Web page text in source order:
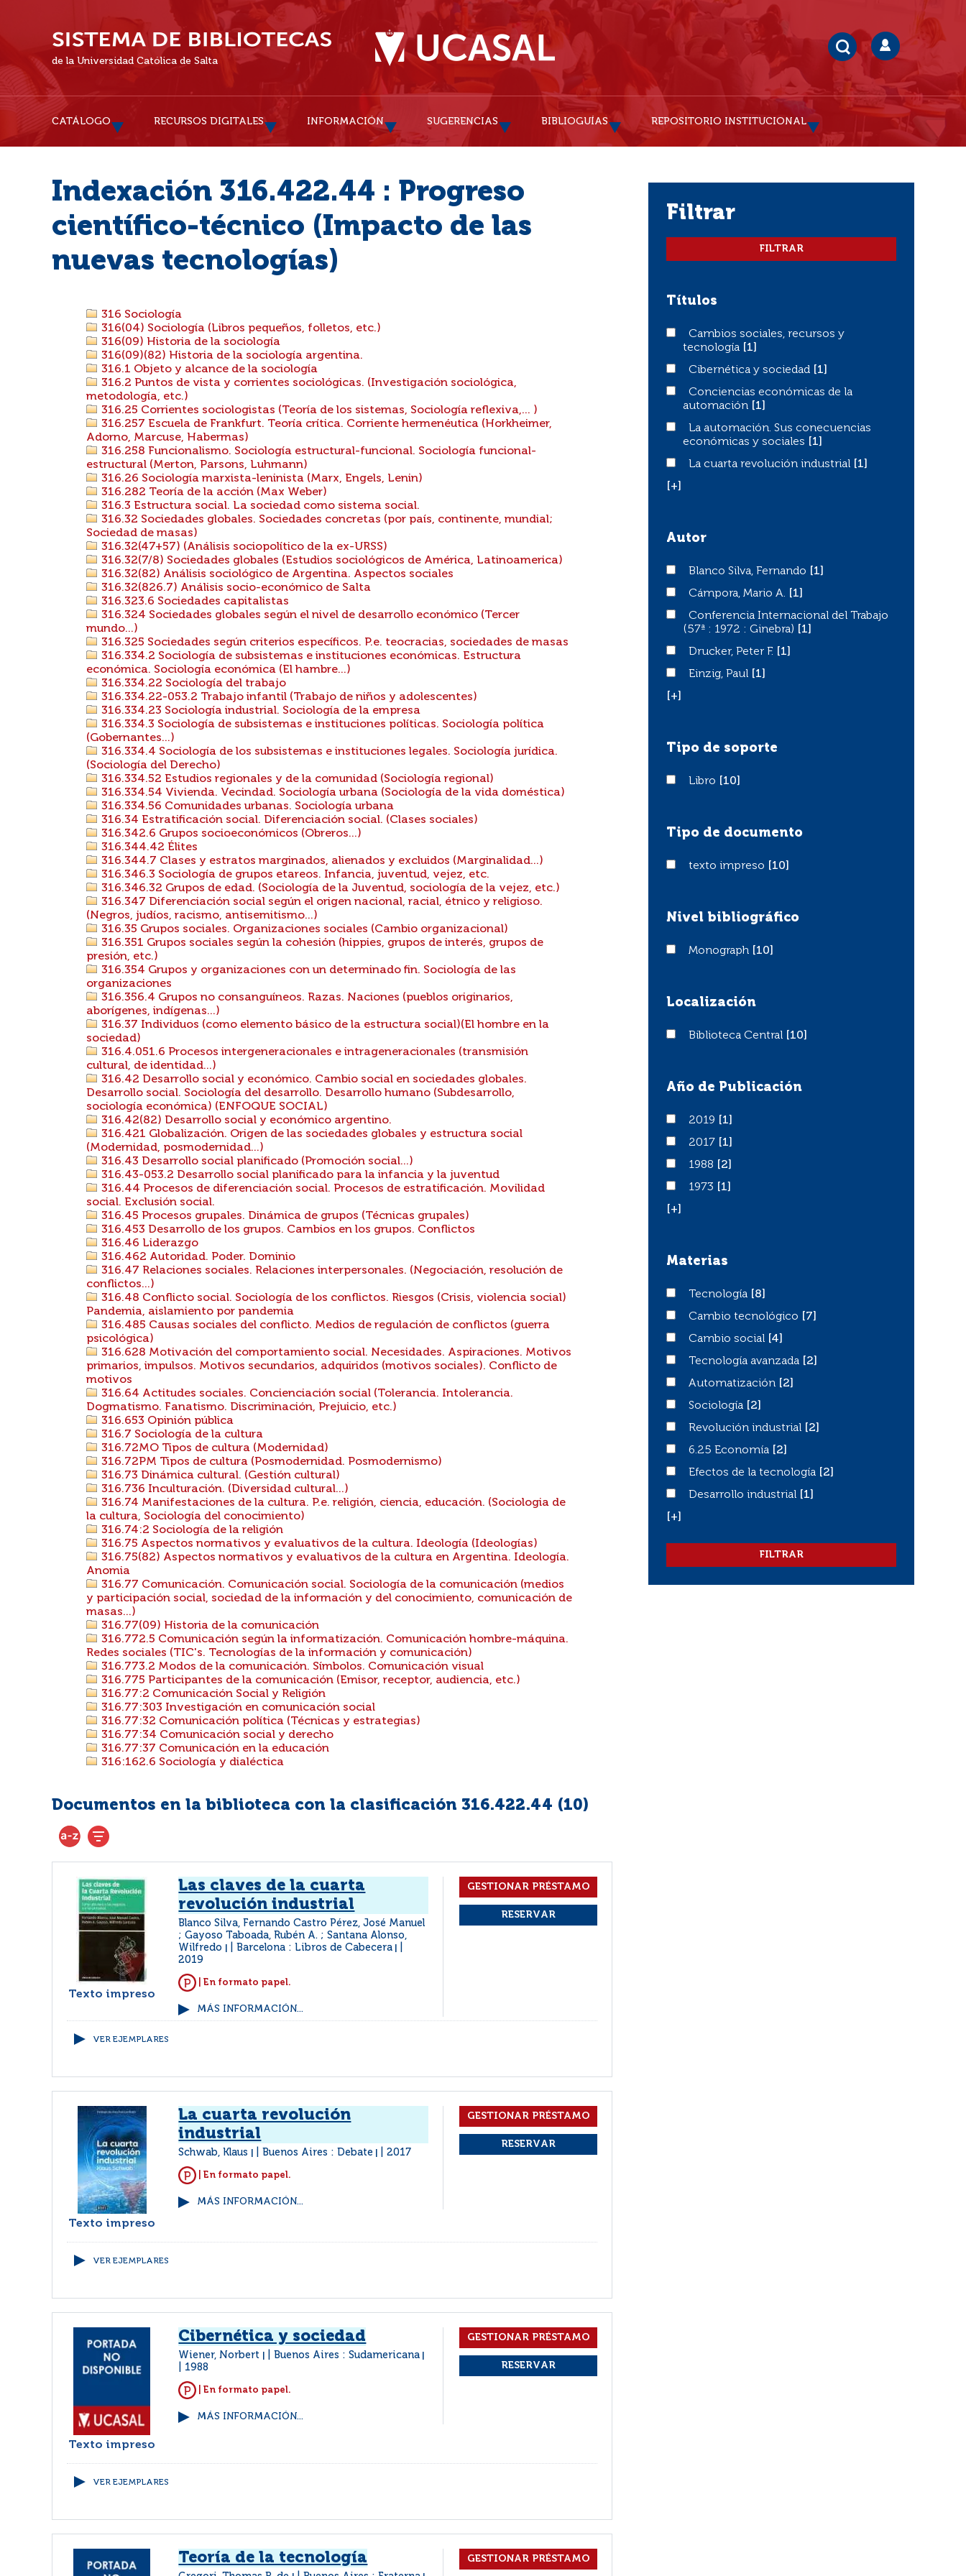
de la Universidad Católica de Salta
CATÁLOGO RECURSOS DIGITALES INFORMACIÓN SUGERENCIAS BIBLIOGUÍAS REPOSITORIO INSTITUCIONAL
Indexación 316.422.44 : Progreso
científico-técnico (Impacto de las
nuevas tecnologías)
316 Sociología
316(04) Sociología (Libros pequeños, folletos, etc.)
316(09) Historia de la sociología
316(09)(82) Historia de la sociología argentina.
316.1 Objeto y alcance de la sociología
316.2 Puntos de vista y corrientes sociológicas. (Investigación sociológica,
metodología, etc.)
316.25 Corrientes sociologistas (Teoría de los sistemas, Sociología reflexiva,... )
316.257 Escuela de Frankfurt. Teoría crítica. Corriente hermenéutica (Horkheimer,
Adorno, Marcuse, Habermas)
316.258 Funcionalismo. Sociología estructural-funcional. Sociología funcional-
estructural (Merton, Parsons, Luhmann)
316.26 Sociología marxista-leninista (Marx, Engels, Lenin)
316.282 Teoría de la acción (Max Weber)
316.3 Estructura social. La sociedad como sistema social.
316.32 Sociedades globales. Sociedades concretas (por país, continente, mundial;
Sociedad de masas)
316.32(47+57) (Análisis sociopolítico de la ex-URSS)
316.32(7/8) Sociedades globales (Estudios sociológicos de América, Latinoamerica)
316.32(82) Análisis sociológico de Argentina. Aspectos sociales
316.32(826.7) Análisis socio-económico de Salta
316.323.6 Sociedades capitalistas
316.324 Sociedades globales según el nivel de desarrollo económico (Tercer
mundo...)
316.325 Sociedades según criterios específicos. P.e. teocracias, sociedades de masas
316.334.2 Sociología de subsistemas e instituciones económicas. Estructura
económica. Sociología económica (El hambre...)
316.334.22 Sociología del trabajo
316.334.22-053.2 Trabajo infantil (Trabajo de niños y adolescentes)
316.334.23 Sociología industrial. Sociología de la empresa
316.334.3 Sociología de subsistemas e instituciones políticas. Sociología política
(Gobernantes...)
316.334.4 Sociología de los subsistemas e instituciones legales. Sociología jurídica.
(Sociología del Derecho)
316.334.52 Estudios regionales y de la comunidad (Sociología regional)
316.334.54 Vivienda. Vecindad. Sociología urbana (Sociología de la vida doméstica)
316.334.56 Comunidades urbanas. Sociología urbana
316.34 Estratificación social. Diferenciación social. (Clases sociales)
316.342.6 Grupos socioeconómicos (Obreros...)
316.344.42 Élites
316.344.7 Clases y estratos marginados, alienados y excluidos (Marginalidad...)
316.346.3 Sociología de grupos etareos. Infancia, juventud, vejez, etc.
316.346.32 Grupos de edad. (Sociología de la Juventud, sociología de la vejez, etc.)
316.347 Diferenciación social según el origen nacional, racial, étnico y religioso.
(Negros, judíos, racismo, antisemitismo...)
316.35 Grupos sociales. Organizaciones sociales (Cambio organizacional)
316.351 Grupos sociales según la cohesión (hippies, grupos de interés, grupos de
presión, etc.)
316.354 Grupos y organizaciones con un determinado fin. Sociología de las
organizaciones
316.356.4 Grupos no consanguíneos. Razas. Naciones (pueblos originarios,
aborígenes, indígenas...)
316.37 Individuos (como elemento básico de la estructura social)(El hombre en la
sociedad)
316.4.051.6 Procesos intergeneracionales e intrageneracionales (transmisión
cultural, de identidad...)
316.42 Desarrollo social y económico. Cambio social en sociedades globales.
Desarrollo social. Sociología del desarrollo. Desarrollo humano (Subdesarrollo,
sociología económica) (ENFOQUE SOCIAL)
316.42(82) Desarrollo social y económico argentino.
316.421 Globalización. Origen de las sociedades globales y estructura social
(Modernidad, posmodernidad...)
316.43 Desarrollo social planificado (Promoción social...)
316.43-053.2 Desarrollo social planificado para la infancia y la juventud
316.44 Procesos de diferenciación social. Procesos de estratificación. Movilidad
social. Exclusión social.
316.45 Procesos grupales. Dinámica de grupos (Técnicas grupales)
316.453 Desarrollo de los grupos. Cambios en los grupos. Conflictos
316.46 Liderazgo
316.462 Autoridad. Poder. Dominio
316.47 Relaciones sociales. Relaciones interpersonales. (Negociación, resolución de
conflictos...)
316.48 Conflicto social. Sociología de los conflictos. Riesgos (Crisis, violencia social)
Pandemia, aislamiento por pandemia
316.485 Causas sociales del conflicto. Medios de regulación de conflictos (guerra
psicológica)
316.628 Motivación del comportamiento social. Necesidades. Aspiraciones. Motivos
primarios, impulsos. Motivos secundarios, adquiridos (motivos sociales). Conflicto de
motivos
316.64 Actitudes sociales. Concienciación social (Tolerancia. Intolerancia.
Dogmatismo. Fanatismo. Discriminación, Prejuicio, etc.)
316.653 Opinión pública
316.7 Sociología de la cultura
316.72MO Tipos de cultura (Modernidad)
316.72PM Tipos de cultura (Posmodernidad. Posmodernismo)
316.73 Dinámica cultural. (Gestión cultural)
316.736 Inculturación. (Diversidad cultural...)
316.74 Manifestaciones de la cultura. P.e. religión, ciencia, educación. (Sociologia de
la cultura, Sociología del conocimiento)
316.74:2 Sociología de la religión
316.75 Aspectos normativos y evaluativos de la cultura. Ideología (Ideologías)
316.75(82) Aspectos normativos y evaluativos de la cultura en Argentina. Ideología.
Anomia
316.77 Comunicación. Comunicación social. Sociología de la comunicación (medios
y participación social, sociedad de la información y del conocimiento, comunicación de
masas...)
316.77(09) Historia de la comunicación
316.772.5 Comunicación según la informatización. Comunicación hombre-máquina.
Redes sociales (TIC's. Tecnologías de la información y comunicación)
316.773.2 Modos de la comunicación. Símbolos. Comunicación visual
316.775 Participantes de la comunicación (Emisor, receptor, audiencia, etc.)
316.77:2 Comunicación Social y Religión
316.77:303 Investigación en comunicación social
316.77:32 Comunicación política (Técnicas y estrategias)
316.77:34 Comunicación social y derecho
316.77:37 Comunicación en la educación
316:162.6 Sociología y dialéctica
Documentos en la biblioteca con la clasificación 316.422.44 (10)
Texto impreso
Las claves de la cuarta
revolución industrial
Blanco Silva, Fernando Castro Pérez, José Manuel
; Gayoso Taboada, Rubén A. ; Santana Alonso,
Wilfredo
Barcelona : Libros de Cabecera
2019
| En formato papel.
MÁS INFORMACIÓN...
VER EJEMPLARES
Texto impreso
La cuarta revolución
industrial
Schwab, Klaus Buenos Aires : Debate 2017
| En formato papel.
MÁS INFORMACIÓN...
VER EJEMPLARES
Texto impreso
Cibernética y sociedad
Wiener, Norbert Buenos Aires : Sudamericana
1988
| En formato papel.
MÁS INFORMACIÓN...
VER EJEMPLARES
Teoría de la tecnología
filtrar
Títulos
Cambios sociales, recursos y tecnología
Cambios sociales, recursos y
tecnología
[1]
Cibernética y sociedad
Cibernética y sociedad
[1]
Conciencias económicas de la automación
Conciencias económicas de la
automación
[1]
La automación. Sus conecuencias económicas y
La automación. Sus conecuencias
económicas y sociales
[1]
La cuarta revolución industrial
La cuarta revolución industrial
[1]
[+]
Autor
Blanco Silva, Fernando
Blanco Silva, Fernando
[1]
Cámpora, Mario A.
Cámpora, Mario A.
[1]
Conferencia Internacional del Trabajo (57ª : 1972 :
Conferencia Internacional del Trabajo
(57ª : 1972 : Ginebra)
[1]
Drucker, Peter F.
Drucker, Peter F.
[1]
Einzig, Paul
Einzig, Paul
[1]
[+]
Tipo de soporte
LibroLibro [10]
Tipo de documento
texto impreso
texto impreso [10]
Nivel bibliográfico
Monograph
Monograph [10]
Localización
Biblioteca Central
Biblioteca Central [10]
Año de Publicación
20192019
[1]
20172017
[1]
19881988
[2]
19731973
[1]
[+]
Materias
Tecnología
Tecnología
[8]
Cambio tecnológico
Cambio tecnológico
[7]
Cambio social
Cambio social
[4]
Tecnología avanzada
Tecnología avanzada
[2]
Automatización
Automatización
[2]
Sociología
Sociología
[2]
Revolución industrial
Revolución industrial
[2]
6.25 Economía
6.25 Economía
[2]
Efectos de la tecnología
Efectos de la tecnología
[2]
Desarrollo industrial
Desarrollo industrial
[1]
[+]